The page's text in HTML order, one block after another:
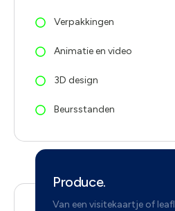
Verpakkingen
Animatie en video
3D design
Beursstanden
Produce.
Van een visitekaartje of